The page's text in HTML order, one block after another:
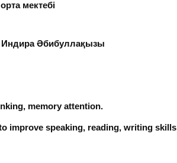
мектебі
Индира Әбибуллақызы
memory attention.
speaking, reading, writing skills